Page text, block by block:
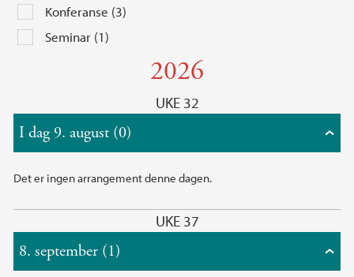
Konferanse (3)
Seminar (1)
2026
UKE 32
I dag 9. august (0)
Det er ingen arrangement denne dagen.
UKE 37
8. september (1)